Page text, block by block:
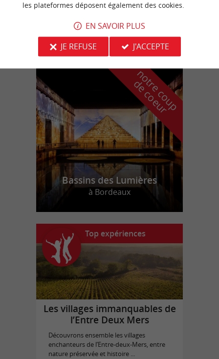
Braud-et-Saint-Louis
n
o
t
r
e
c
o
u
p
d
e
c
o
e
u
r
Bassins des Lumières
à Bordeaux
Top expériences
Les villages immanquables de
l’Entre Deux Mers
Découvrons ensemble les villages
enchanteurs de l’Entre-deux-Mers, entre
nature préservée et histoire ...
les plateformes déposent également des cookies.
EN SAVOIR PLUS
JE REFUSE
J'ACCEPTE